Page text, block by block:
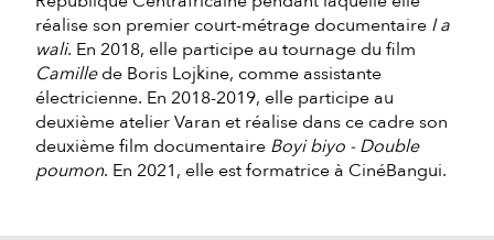
réalise son premier court-métrage documentaire I a
wali. En 2018, elle participe au tournage du film
Camillede Boris Lojkine, comme assistante
électricienne. En 2018-2019, elle participe au
deuxième atelier Varan et réalise dans ce cadre son
deuxième film documentaire Boyi biyo - Double
poumon. En 2021, elle est formatrice à CinéBangui.